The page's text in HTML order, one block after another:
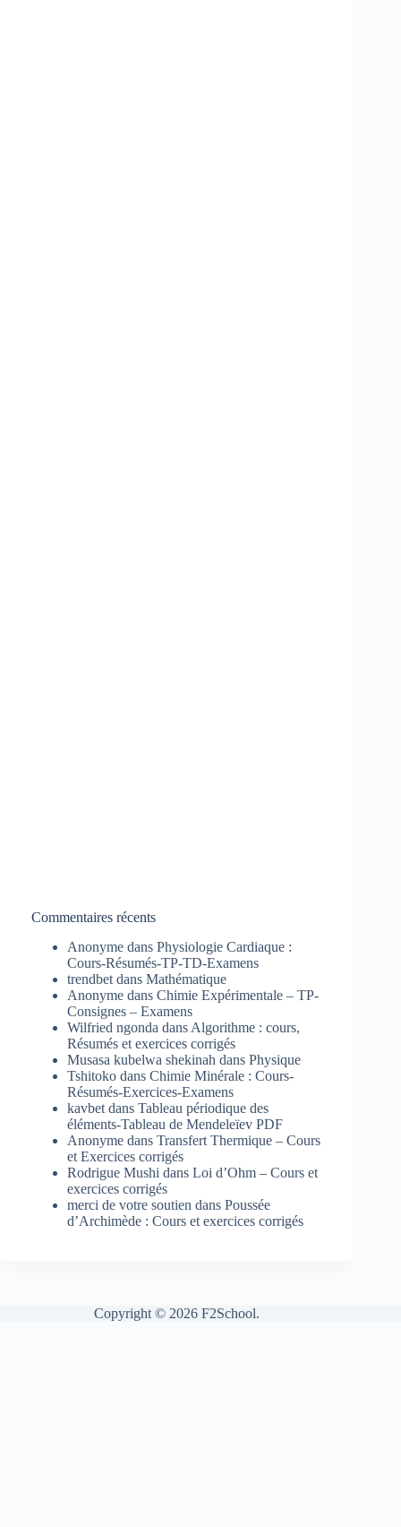
Commentaires récents
Anonyme dans Physiologie Cardiaque :
Cours-Résumés-TP-TD-Examens
trendbet dans Mathématique
Anonyme dans Chimie Expérimentale – TP-
Consignes – Examens
Wilfried ngonda dans Algorithme : cours,
Résumés et exercices corrigés
Musasa kubelwa shekinah dans Physique
Tshitoko dans Chimie Minérale : Cours-
Résumés-Exercices-Examens
kavbet dans Tableau périodique des
éléments-Tableau de Mendeleïev PDF
Anonyme dans Transfert Thermique – Cours
et Exercices corrigés
Rodrigue Mushi dans Loi d’Ohm – Cours et
exercices corrigés
merci de votre soutien dans Poussée
d’Archimède : Cours et exercices corrigés
Copyright © 2026 F2School.